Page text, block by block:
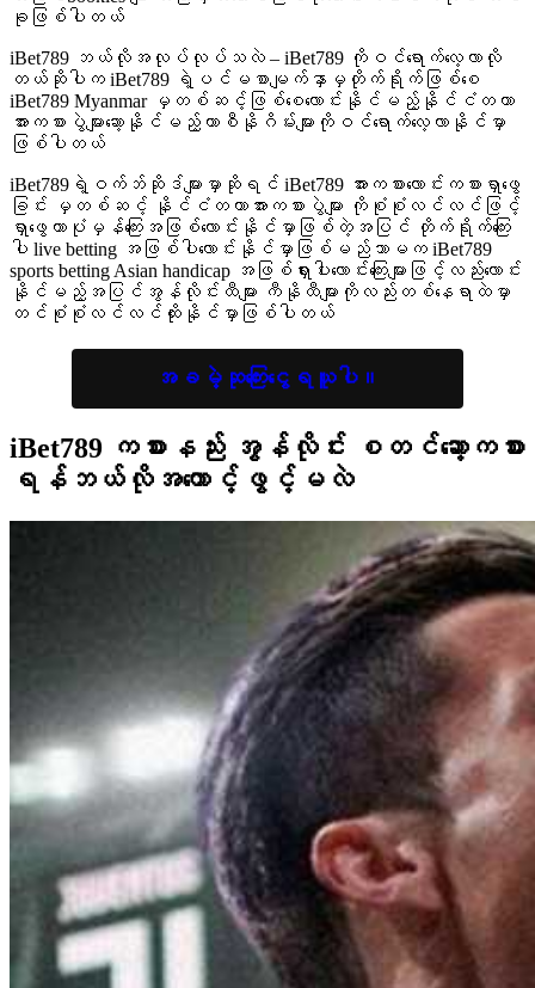
ခုဖြစ်ပါတယ်
iBet789 ဘယ်လိုအလုပ်လုပ်သလဲ – iBet789 ကိုဝင်ရောက်လေ့လာလို
တယ်ဆိုပါက iBet789 ရဲ့ပင်မစာမျက်နှာမှတိုက်ရိုက်ဖြစ်စေ
iBet789 Myanmar မှတစ်ဆင့်ဖြစ်စေလောင်းနိုင်မည့်နိုင်ငံတကာ
အားကစားပွဲများဆော့နိုင်မည့်ကာစီနိုဂိမ်းများကိုဝင်ရောက်လေ့လာနိုင်မှာ
ဖြစ်ပါတယ်
iBet789ရဲ့ဝက်ဘ်ဆိုဒ်များမှာဆိုရင် iBet789 အားကစားလောင်းကစားရှာဖွေ
ခြင်း မှတစ်ဆင့် နိုင်ငံတကာအားကစားပွဲများ ကိုစုံစုံလင်လင်ဖြင့်
ရှာဖွေကာပုံမှန်ကြေးအဖြစ်လောင်းနိုင်မှာဖြစ်တဲ့အပြင် တိုက်ရိုက်ကြေး
ပါ live betting အဖြစ်ပါလောင်းနိုင်မှာဖြစ်မည်သာမက iBet789
sports betting Asian handicap အဖြစ်ရှားပါးလောင်းကြေးများဖြင့်လည်းလောင်း
နိုင်မည့်အပြင်အွန်လိုင်းထီများ ကီနိုထီများကိုလည်းတစ်နေရာထဲမှာ
တင်စုံစုံလင်လင်ထိုးနိုင်မှာဖြစ်ပါတယ်
အခမဲ့ဆုကြေးငွေရယူပါ။
iBet789 ကစားနည်း အွန်လိုင်း စတင်ဆော့ကစား
ရန်ဘယ်လိုအကောင့်ဖွင့်မလဲ